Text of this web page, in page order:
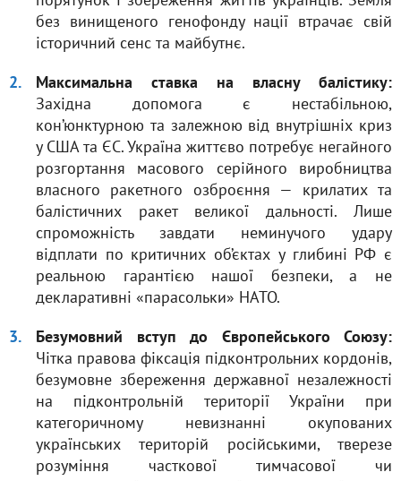
без винищеного генофонду нації втрачає свій
історичний сенс та майбутнє.
Максимальна ставка на власну балістику:
Західна допомога є нестабільною,
кон’юнктурною та залежною від внутрішніх криз
у США та ЄС. Україна життєво потребує негайного
розгортання масового серійного виробництва
власного ракетного озброєння — крилатих та
балістичних ракет великої дальності. Лише
спроможність завдати неминучого удару
відплати по критичних об’єктах у глибині РФ є
реальною гарантією нашої безпеки, а не
декларативні «парасольки» НАТО.
Безумовний вступ до Європейського Союзу:
Чітка правова фіксація підконтрольних кордонів,
безумовне збереження державної незалежності
на підконтрольній території України при
категоричному невизнанні окупованих
українських територій російськими, тверезе
розуміння часткової тимчасової чи